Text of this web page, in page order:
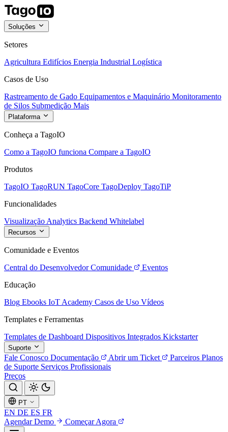
Soluções
Setores
Agricultura Edifícios Energia Industrial Logística
Casos de Uso
Rastreamento de Gado Equipamentos e Maquinário Monitoramento
de Silos Submedição Mais
Plataforma
Conheça a TagoIO
Como a TagoIO funciona Compare a TagoIO
Produtos
TagoIO TagoRUN TagoCore TagoDeploy TagoTiP
Funcionalidades
Visualização Analytics Backend Whitelabel
Recursos
Comunidade e Eventos
Central do Desenvolvedor Comunidade
Eventos
Educação
Blog Ebooks IoT Academy Casos de Uso Vídeos
Templates e Ferramentas
Templates de Dashboard Dispositivos Integrados Kickstarter
Suporte
Fale Conosco Documentação Abrir um Ticket Parceiros Planos
de Suporte Serviços Profissionais
Preços
PT
EN DE ES FR
Agendar Demo
Começar Agora